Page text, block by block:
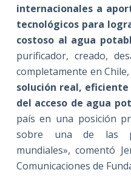
internacionales a
tecnológicos para
costoso al agua
purificador, creado,
completamente en
solución real,
del acceso de agua
país en una posición
sobre una de las
mundiales», comentó
Comunicaciones de